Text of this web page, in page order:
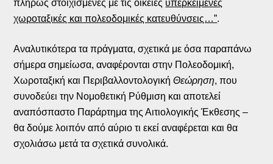
πλήρως στοιχισμένες με τις οικείες υπερκείμενες
χωροταξικές και πολεοδομικές κατευθύνσεις…”.
Αναλυτικότερα τα πράγματα, σχετικά με όσα παραπάνω
σήμερα σημείωσα, αναφέρονται στην Πολεοδομική,
Χωροταξική και ΠεριβαλλοντολογικήΘεώρηση, που
συνοδεύει την Νομοθετική Ρύθμιση και αποτελεί
αναπόσπαστο Παράρτημα της Αιτιολογικής Έκθεσης –
θα δούμε λοιπόν από αύριο τι εκεί αναφέρεται και θα
σχολιάσω μετά τα σχετικά συνολικά.